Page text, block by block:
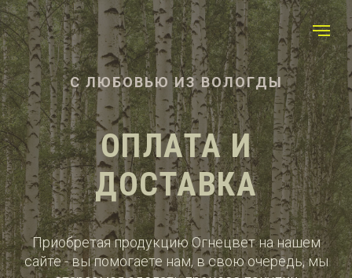
C ЛЮБОВЬЮ ИЗ ВОЛОГДЫ
ОПЛАТА И
ДОСТАВКА
Приобретая продукцию Огнецвет на нашем
сайте - вы помогаете нам, в свою очередь, мы